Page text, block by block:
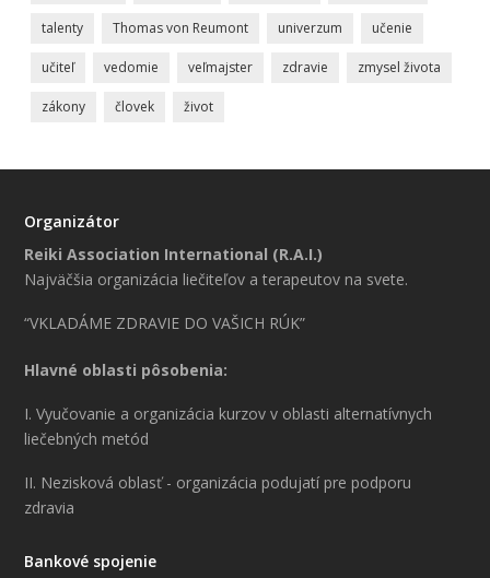
talenty Thomas von Reumont univerzum učenie
učiteľ vedomie veľmajster zdravie zmysel života
zákony človek život
Organizátor
Reiki Association International (R.A.I.)
Najväčšia organizácia liečiteľov a terapeutov na svete.
“VKLADÁME ZDRAVIE DO VAŠICH RÚK”
Hlavné oblasti pôsobenia:
I. Vyučovanie a organizácia kurzov v oblasti alternatívnych
liečebných metód
II. Nezisková oblasť - organizácia podujatí pre podporu
zdravia
Bankové spojenie